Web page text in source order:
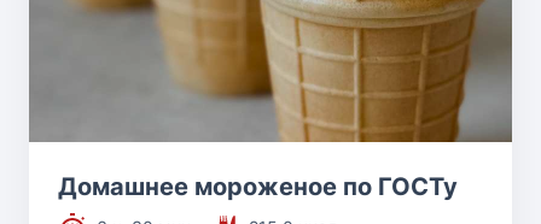
Домашнее мороженое по ГОСТу